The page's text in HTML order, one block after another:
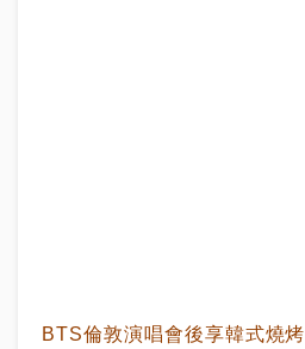
BTS倫敦演唱會後享韓式燒烤